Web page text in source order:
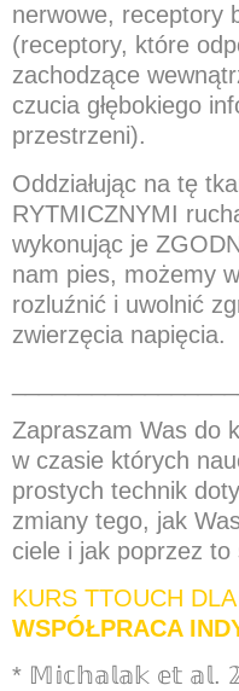
nerwowe, receptory
(receptory, które
zachodzące
czucia głębokiego
przestrzeni).
Oddziałując na tę
RYTMICZNYMI
wykonując je
nam pies, możemy
rozluźnić i uwolnić
zwierzęcia napięcia.
Zapraszam Was do
w czasie których
prostych technik
zmiany tego, jak
ciele i jak poprzez to
KURS TTOUCH
WSPÓŁPRACA
* 𝕄𝕚𝕔𝕙𝕒𝕝𝕒𝕜 𝕖𝕥 𝕒𝕝.